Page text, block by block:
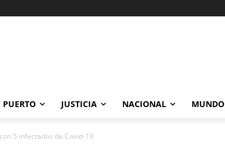
PUERTO JUSTICIA NACIONAL MUNDO
5 infectados de Covid-19